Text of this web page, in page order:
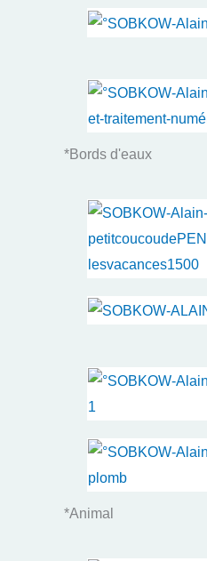
*Bords d'eaux
*Animal